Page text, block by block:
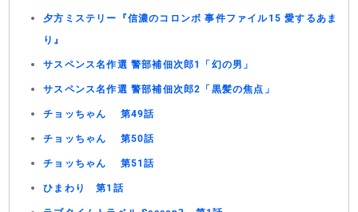
夕方ミステリー『信濃のコロンボ 事件ファイル15 愛するあま
り』
サスペンス名作選 警部補佃次郎1「幻の男」
サスペンス名作選 警部補佃次郎2「黒髪の焦点」
チョッちゃん 第49話
チョッちゃん 第50話
チョッちゃん 第51話
ひまわり 第1話